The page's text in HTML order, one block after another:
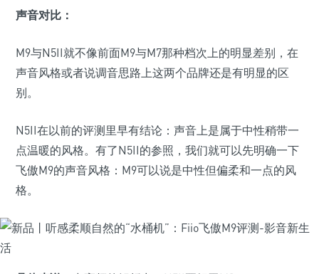
声音对比：
M9与N5II就不像前面M9与M7那种档次上的明显差别，在
声音风格或者说调音思路上这两个品牌还是有明显的区
别。
N5II在以前的评测里早有结论：声音上是属于中性稍带一
点温暖的风格。有了N5II的参照，我们就可以先明确一下
飞傲M9的声音风格：M9可以说是中性但偏柔和一点的风
格。